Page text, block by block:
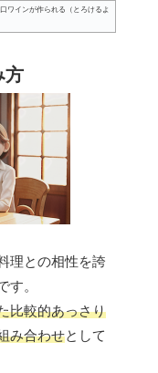
ワインが作られる（とろけるよ
方
理との相性を誇
す。
比較的あっさり
み合わせとして